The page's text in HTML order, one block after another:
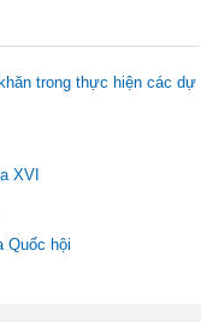
trong thực hiện các dự
XVI
Quốc hội